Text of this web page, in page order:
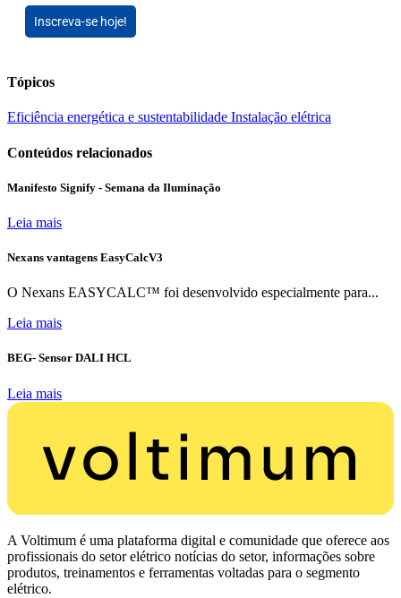
Inscreva-se hoje!
Tópicos
Eficiência energética e sustentabilidade Instalação elétrica
Conteúdos relacionados
Manifesto Signify - Semana da Iluminação
Leia mais
Nexans vantagens EasyCalcV3
O Nexans EASYCALC™ foi desenvolvido especialmente para...
Leia mais
BEG- Sensor DALI HCL
Leia mais
A Voltimum é uma plataforma digital e comunidade que oferece aos
profissionais do setor elétrico notícias do setor, informações sobre
produtos, treinamentos e ferramentas voltadas para o segmento
elétrico.